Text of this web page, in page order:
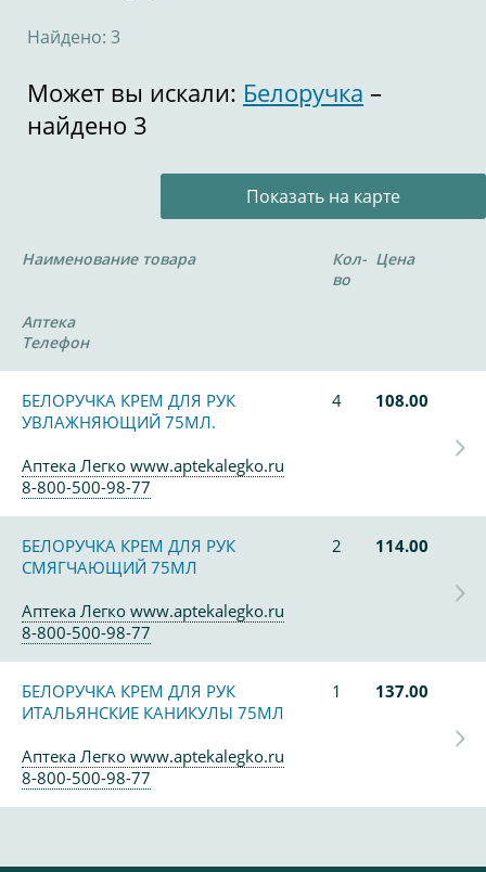
Найдено: 3
Может вы искали: Белоручка –
найдено 3
Показать на карте
Наименование товара
Кол-
во
Цена
Аптека
Телефон
БЕЛОРУЧКА КРЕМ ДЛЯ РУК
УВЛАЖНЯЮЩИЙ 75МЛ.
4 108.00
Аптека Легко www.aptekalegko.ru
8-800-500-98-77
БЕЛОРУЧКА КРЕМ ДЛЯ РУК
СМЯГЧАЮЩИЙ 75МЛ
2 114.00
Аптека Легко www.aptekalegko.ru
8-800-500-98-77
БЕЛОРУЧКА КРЕМ ДЛЯ РУК
ИТАЛЬЯНСКИЕ КАНИКУЛЫ 75МЛ
1 137.00
Аптека Легко www.aptekalegko.ru
8-800-500-98-77